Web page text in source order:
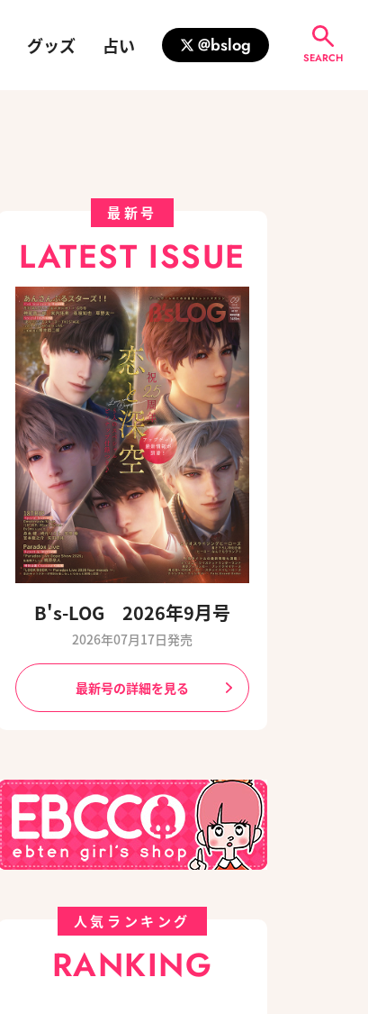
グッズ 占い @bslog
SEARCH
最新号
LATEST ISSUE
B's-LOG 2026年9月号
2026年07月17日発売
最新号の詳細を見る
人気ランキング
RANKING